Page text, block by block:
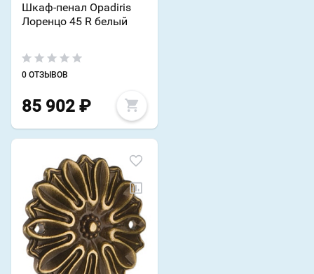
Шкаф-пенал Opadiris
Лоренцо 45 R белый
0 ОТЗЫВОВ
85 902 ₽